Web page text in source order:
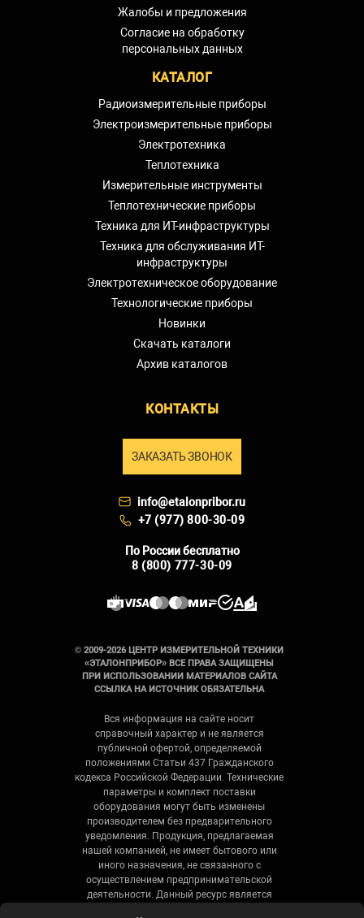
Жалобы и предложения
Согласие на обработку
персональных данных
КАТАЛОГ
Радиоизмерительные приборы
Электроизмерительные приборы
Электротехника
Теплотехника
Измерительные инструменты
Теплотехнические приборы
Техника для ИТ-инфраструктуры
Техника для обслуживания ИТ-
инфраструктуры
Электротехническое оборудование
Технологические приборы
Новинки
Скачать каталоги
Архив каталогов
КОНТАКТЫ
ЗАКАЗАТЬ ЗВОНОК
info@etalonpribor.ru
+7 (977) 800-30-09
По России бесплатно
8 (800) 777-30-09
© 2009-2026 ЦЕНТР ИЗМЕРИТЕЛЬНОЙ ТЕХНИКИ
«ЭТАЛОНПРИБОР» ВСЕ ПРАВА ЗАЩИЩЕНЫ
ПРИ ИСПОЛЬЗОВАНИИ МАТЕРИАЛОВ САЙТА
ССЫЛКА НА ИСТОЧНИК ОБЯЗАТЕЛЬНА
Вся информация на сайте носит
справочный характер и не является
публичной офертой, определяемой
положениями Статьи 437 Гражданского
кодекса Российской Федерации. Технические
параметры и комплект поставки
оборудования могут быть изменены
производителем без предварительного
уведомления. Продукция, предлагаемая
нашей компанией, не имеет бытового или
иного назначения, не связанного с
осуществлением предпринимательской
деятельности. Данный ресурс является